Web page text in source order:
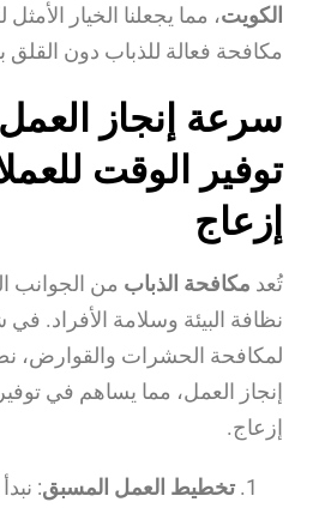
الكويت، مما يجعلنا الخيار
مكافحة فعالة للذباب دون القلق
سرعة إنجاز
توفير الوقت
إزعاج
تُعد مكافحة الذباب من الجوانب
نظافة البيئة وسلامة الأفراد.
لمكافحة الحشرات والقوارض،
إنجاز العمل، مما يساهم في
إزعاج.
تخطيط العمل المسبق: